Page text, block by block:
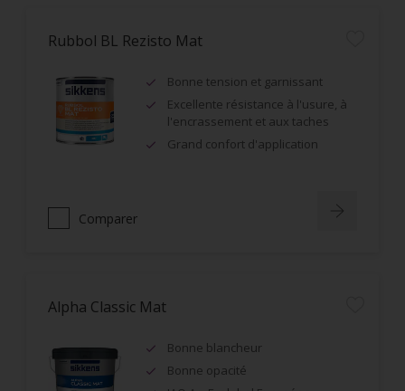
Rubbol BL Rezisto Mat
Bonne tension et garnissant
Excellente résistance à l'usure, à
l'encrassement et aux taches
Grand confort d'application
Comparer
Alpha Classic Mat
Bonne blancheur
Bonne opacité